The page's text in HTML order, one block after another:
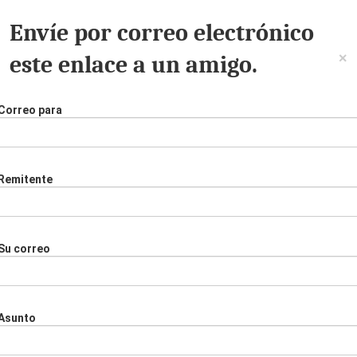
Envíe por correo electrónico
este enlace a un amigo.
×
para
correo